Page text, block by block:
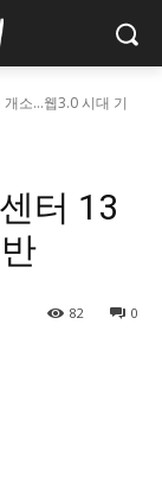
소…웹3.0 시대 기
터 13
0
82